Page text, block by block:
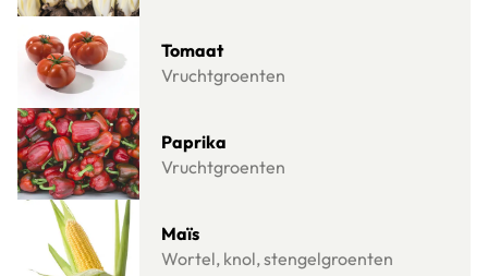
Tomaat
Vruchtgroenten
Lees meer over Tomaat
Paprika
Vruchtgroenten
Lees meer over Paprika
Maïs
Wortel, knol, stengelgroenten
Lees meer over Maïs